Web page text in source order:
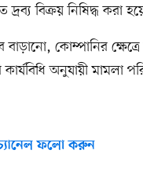
দ্রব্য বিক্রয় নিষিদ্ধ করা
বাড়ানো, কোম্পানির
অনুযায়ী মামলা
ফলো করুন